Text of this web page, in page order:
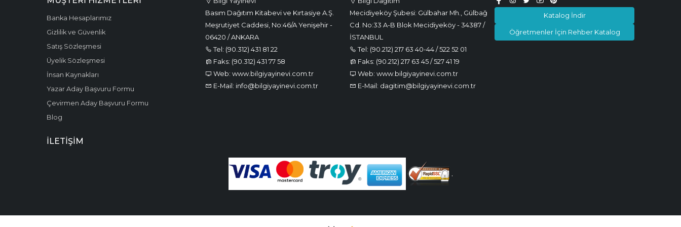
Basım Dağıtım Kitabevi ve Kırtasiye A.Ş.
Meşrutiyet Caddesi, No:46/A Yenişehir -
06420 / ANKARA
Tel: (90.312) 431 81 22
Faks: (90.312) 431 77 58
Web: www.bilgiyayinevi.com.tr
E-Mail: info@bilgiyayinevi.com.tr
Mecidiyeköy Şubesi: Gülbahar Mh., Gülbağ
Cd. No:33 A-B Blok Mecidiyeköy - 34387 /
İSTANBUL
Tel: (90.212) 217 63 40-44 / 522 52 01
Faks: (90.212) 217 63 45 / 527 41 19
Web: www.bilgiyayinevi.com.tr
E-Mail: dagitim@bilgiyayinevi.com.tr
Katalog İndir
Öğretmenler İçin Rehber Katalog
Banka Hesaplarımız
Gizlilik ve Güvenlik
Satış Sözleşmesi
Üyelik Sözleşmesi
İnsan Kaynakları
Yazar Aday Başvuru Formu
Çevirmen Aday Başvuru Formu
Blog
İLETIŞIM
.